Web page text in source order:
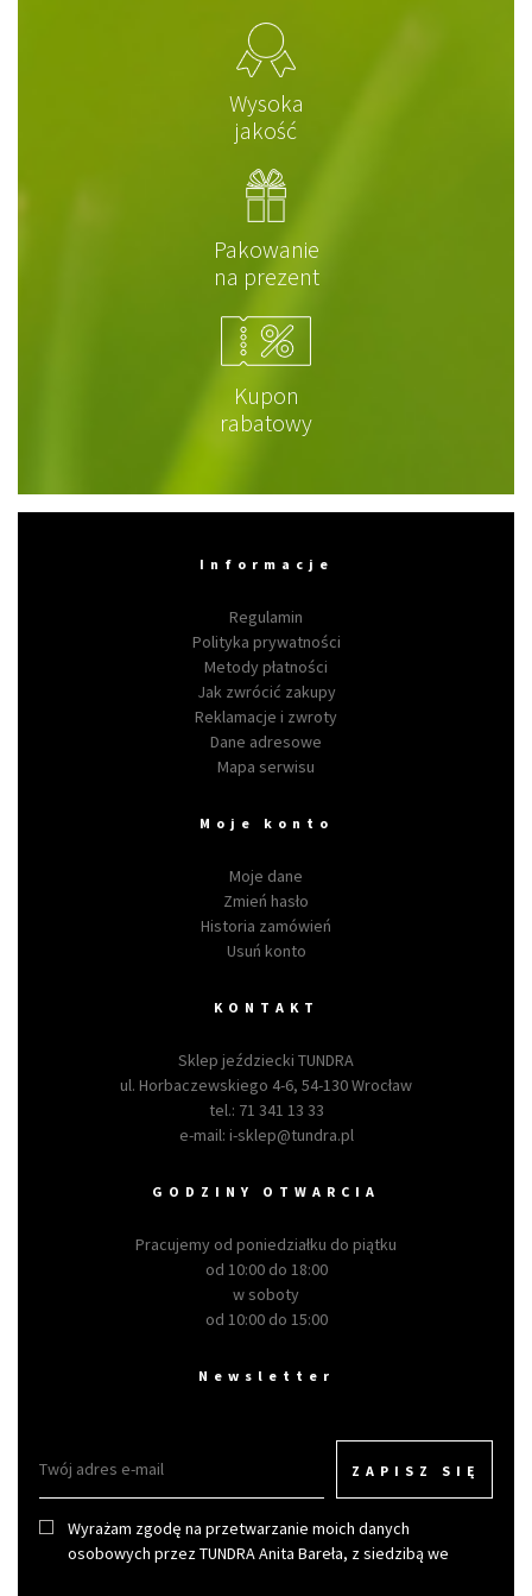
Wysoka
jakość
Pakowanie
na prezent
Kupon
rabatowy
Informacje
Regulamin
Polityka prywatności
Metody płatności
Jak zwrócić zakupy
Reklamacje i zwroty
Dane adresowe
Mapa serwisu
Moje konto
Moje dane
Zmień hasło
Historia zamówień
Usuń konto
KONTAKT
Sklep jeździecki TUNDRA
ul. Horbaczewskiego 4-6, 54-130 Wrocław
tel.: 71 341 13 33
e-mail: i-sklep@tundra.pl
GODZINY OTWARCIA
Pracujemy od poniedziałku do piątku
od 10:00 do 18:00
w soboty
od 10:00 do 15:00
Newsletter
ZAPISZ SIĘ
Wyrażam zgodę na przetwarzanie moich danych
osobowych przez TUNDRA Anita Bareła, z siedzibą we